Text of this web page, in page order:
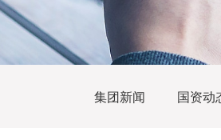
集团新闻 国资动